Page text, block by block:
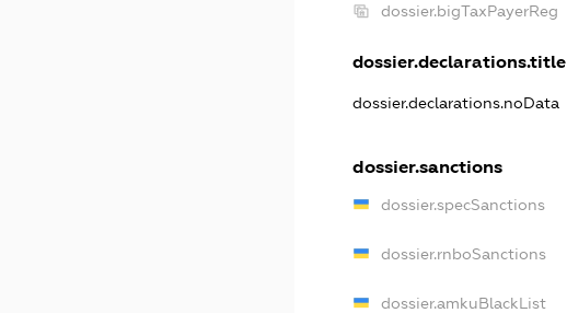
dossier.bigTaxPayerReg
dossier.declarations.title
dossier.declarations.noData
dossier.sanctions
dossier.specSanctions
dossier.rnboSanctions
dossier.amkuBlackList